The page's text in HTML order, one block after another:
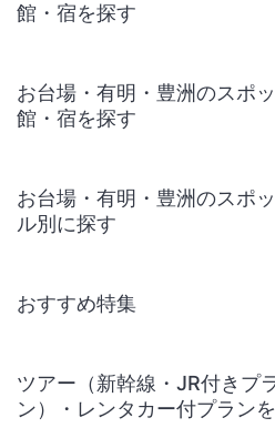
館・宿を探す
お台場・有明・豊洲のスポ
館・宿を探す
お台場・有明・豊洲のスポ
ル別に探す
おすすめ特集
ツアー（新幹線・JR付きプ
ン）・レンタカー付プラン